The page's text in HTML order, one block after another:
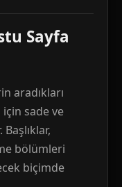
Sayfa
aradıkları
sade ve
bölümleri
biçimde